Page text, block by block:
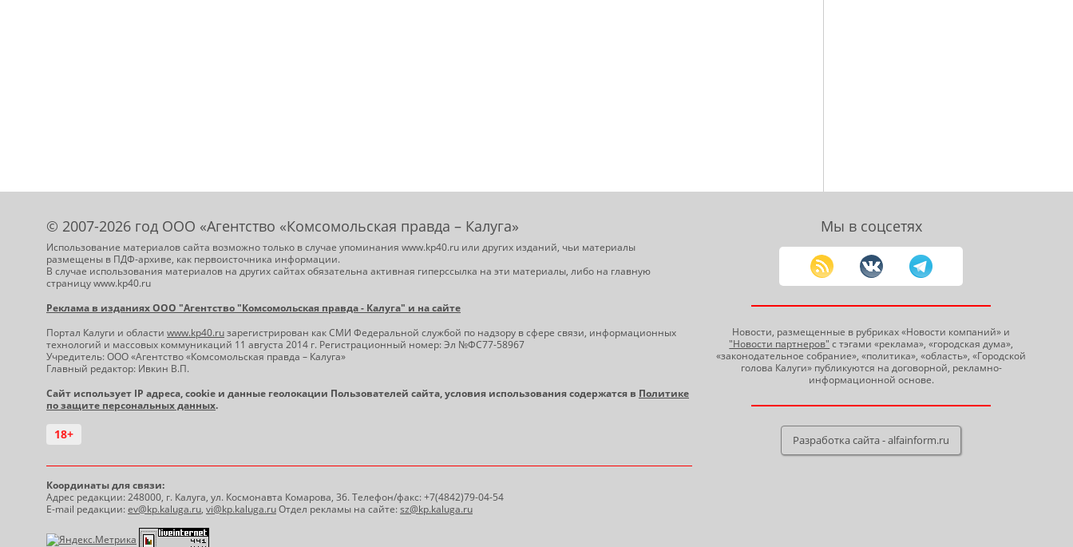
© 2007-2026 год ООО «Агентство «Комсомольская правда – Калуга»
Использование материалов сайта возможно только в случае упоминания www.kp40.ru или других изданий, чьи материалы
размещены в ПДФ-архиве, как первоисточника информации.
В случае использования материалов на других сайтах обязательна активная гиперссылка на эти материалы, либо на главную
страницу www.kp40.ru
Реклама в изданиях ООО "Агентство "Комсомольская правда - Калуга" и на сайте
Портал Калуги и области www.kp40.ruзарегистрирован как СМИ Федеральной службой по надзору в сфере связи, информационных
технологий и массовых коммуникаций 11 августа 2014 г. Регистрационный номер: Эл №ФС77-58967
Учредитель: ООО «Агентство «Комсомольская правда – Калуга»
Главный редактор: Ивкин В.П.
Сайт использует IP адреса, cookie и данные геолокации Пользователей сайта, условия использования содержатся в Политике
по защите персональных данных.
18+
Координаты для связи:
Адрес редакции: 248000, г. Калуга, ул. Космонавта Комарова, 36. Телефон/факс: +7(4842)79-04-54
E-mail редакции:ev@kp.kaluga.ru, vi@kp.kaluga.ruОтдел рекламы на сайте:sz@kp.kaluga.ru
Мы в соцсетях
Новости, размещенные в рубриках «Новости компаний» и
"Новости партнеров" с тэгами «реклама», «городская дума»,
«законодательное собрание», «политика», «область», «Городской
голова Калуги» публикуются на договорной, рекламно-
информационной основе.
Разработка сайта - alfainform.ru